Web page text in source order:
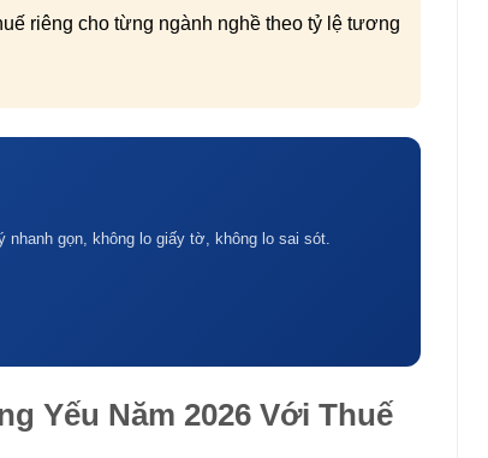
riêng cho từng ngành nghề theo tỷ lệ tương
gọn, không lo giấy tờ, không lo sai sót.
Yếu Năm 2026 Với Thuế